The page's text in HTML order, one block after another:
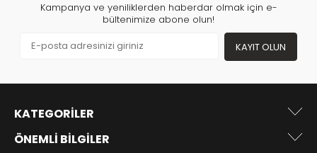
Kampanya ve yeniliklerden haberdar olmak için e-
bültenimize abone olun!
KAYIT OLUN
KATEGORILER
ÖNEMLI BILGILER